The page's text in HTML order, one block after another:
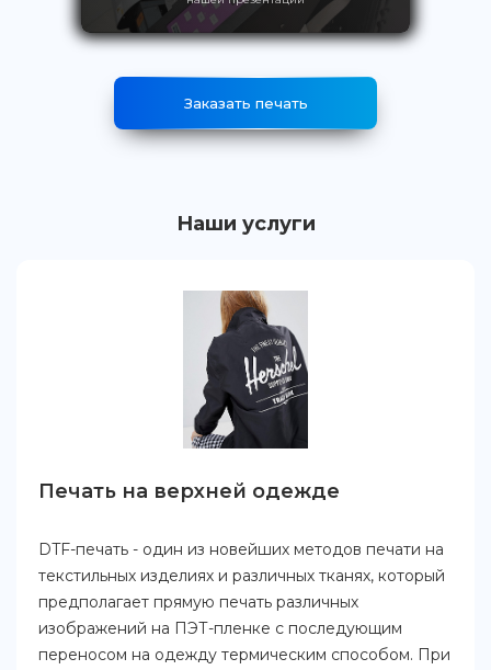
Заказать печать
Наши услуги
Печать на верхней одежде
DTF-печать - один из новейших методов печати на
текстильных изделиях и различных тканях, который
предполагает прямую печать различных
изображений на ПЭТ-пленке с последующим
переносом на одежду термическим способом. При